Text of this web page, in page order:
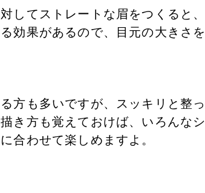
してストレートな眉をつくると、
効果があるので、目元の大きさを
方も多いですが、スッキリと整っ
き方も覚えておけば、いろんなシ
合わせて楽しめますよ。